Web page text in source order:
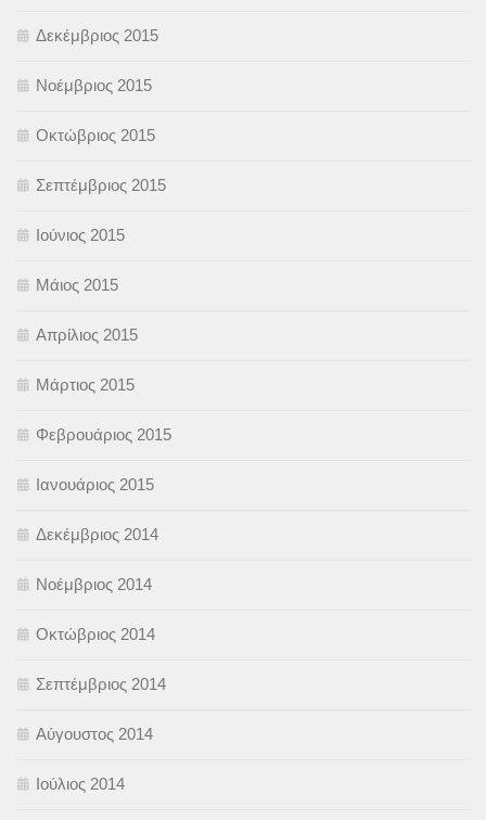
Δεκέμβριος 2015
Νοέμβριος 2015
Οκτώβριος 2015
Σεπτέμβριος 2015
Ιούνιος 2015
Μάιος 2015
Απρίλιος 2015
Μάρτιος 2015
Φεβρουάριος 2015
Ιανουάριος 2015
Δεκέμβριος 2014
Νοέμβριος 2014
Οκτώβριος 2014
Σεπτέμβριος 2014
Αύγουστος 2014
Ιούλιος 2014